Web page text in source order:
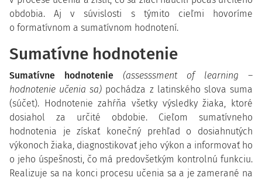
obdobia. Aj v súvislosti s týmito cieľmi hovoríme
o formatívnom a sumatívnom hodnotení.
Sumatívne hodnotenie
Sumatívne hodnotenie
(assesssment of learning –
hodnotenie učenia sa) pochádza z latinského slova suma
(súčet). Hodnotenie zahŕňa všetky výsledky žiaka, ktoré
dosiahol za určité obdobie. Cieľom sumatívneho
hodnotenia je získať konečný prehľad o dosiahnutých
výkonoch žiaka, diagnostikovať jeho výkon a informovať ho
o jeho úspešnosti, čo má predovšetkým kontrolnú funkciu.
Realizuje sa na konci procesu učenia sa a je zamerané na